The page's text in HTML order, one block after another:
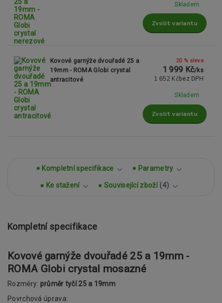
Skladem
Zvolit variantu
Kovové garnýže dvouřadé 25 a
19mm - ROMA Globi crystal
antracitové
20 % sleva
1 999 Kč/ks
1 652 Kč bez DPH
Skladem
Zvolit variantu
Kompletní specifikace Parametry
Ke stažení Související zboží 4
Kompletní specifikace
Kovové garnýže dvouřadé 25 a 19mm -
ROMA Globi crystal mosazné
Rozměry: průměr tyčí 25 a 19mm
Povrchová úprava: